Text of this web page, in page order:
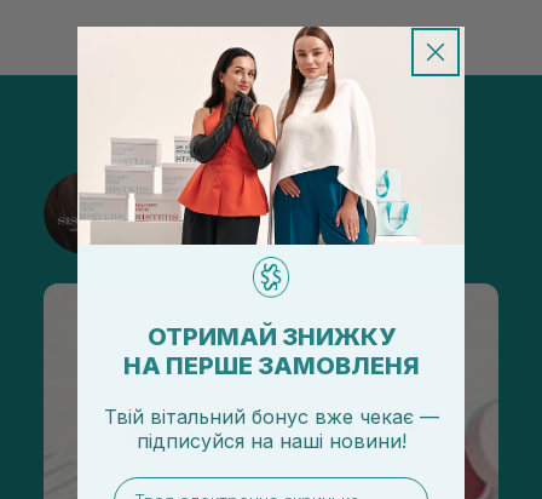
@sisters_stelmakh в Instagram
Подписаться
ОТРИМАЙ ЗНИЖКУ
НА ПЕРШЕ ЗАМОВЛЕНЯ
Твій вітальний бонус вже чекає —
підписуйся на наші новини!
email